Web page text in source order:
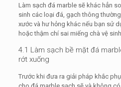
Làm sạch đá marble sẽ khác hẳn
sinh các loại đá, gạch thông
xước và hư hỏng khác nếu bạn sử
hoặc thậm chí sai miếng chà vệ
4.1 Làm sạch bề mặt đá
rớt xuống
Trước khi đưa ra giải pháp khắc